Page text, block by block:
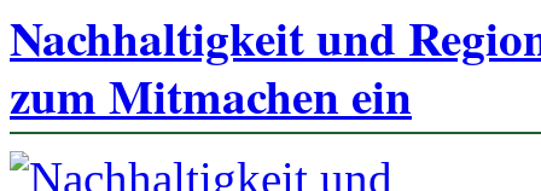
Nachhaltigkeit und
zum Mitmachen ein